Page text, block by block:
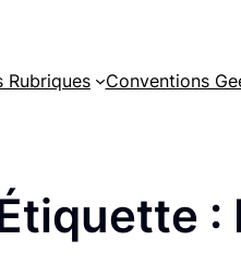
Rubriques Conventions
: